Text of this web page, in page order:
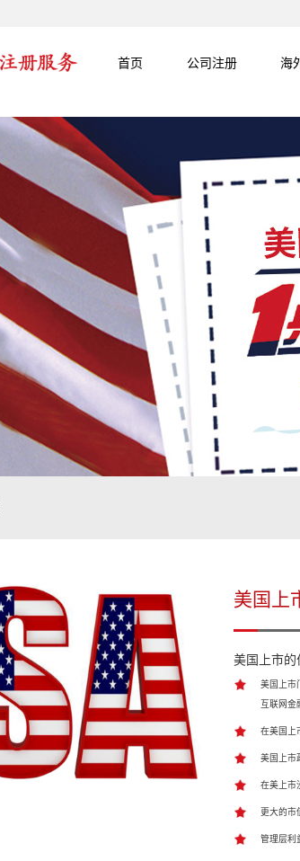
首页 公司注册 海
美国上
美国上市的
美国上市
互联网金
在美国上
美国上市
在美上市
更大的市
管理层利